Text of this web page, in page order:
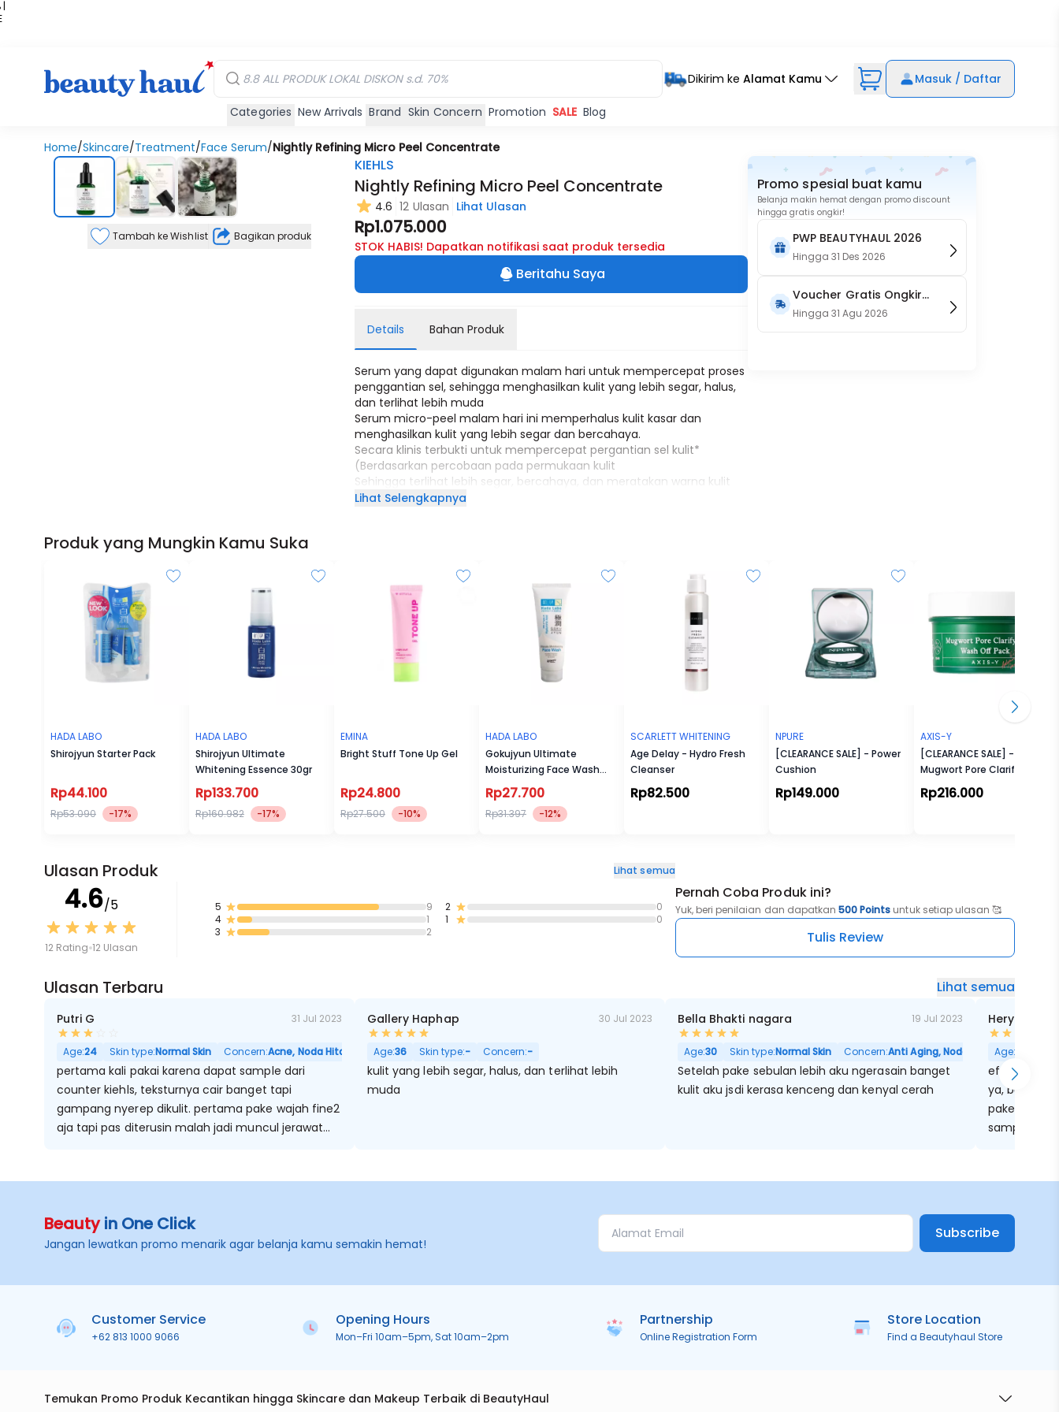
|
Dikirim ke Alamat Kamu Masuk / Daftar
Categories New Arrivals Brand Skin Concern Promotion SALE Blog
Home/Skincare/Treatment/Face Serum/Nightly Refining Micro Peel Concentrate
Tambah ke Wishlist Bagikan produk
KIEHLS
Nightly Refining Micro Peel Concentrate
4.6 12 Ulasan Lihat Ulasan
Rp1.075.000
STOK HABIS! Dapatkan notifikasi saat produk tersedia
Beritahu Saya
Details Bahan Produk
Serum yang dapat digunakan malam hari untuk mempercepat proses
penggantian sel, sehingga menghasilkan kulit yang lebih segar, halus,
dan terlihat lebih muda
Serum micro-peel malam hari ini memperhalus kulit kasar dan
menghasilkan kulit yang lebih segar dan bercahaya.
Secara klinis terbukti untuk mempercepat pergantian sel kulit*
(Berdasarkan percobaan pada permukaan kulit
Sehingga terlihat lebih segar, bercahaya, dan meratakan warna kulit
(Hasil berdasarkan percobaan yang diawasi dermatolog)
Lihat Selengkapnya
Promo spesial buat kamu
Belanja makin hemat dengan promo discount
hingga gratis ongkir!
PWP BEAUTYHAUL 2026
Hingga31 Des 2026
Voucher Gratis Ongkir
15RB (Only on Website)
Hingga31 Agu 2026
Produk yang Mungkin Kamu Suka
HADA LABO
Shirojyun Starter Pack
Rp44.100
Rp53.090 -17%
HADA LABO
Shirojyun Ultimate
Whitening Essence 30gr
Rp133.700
Rp160.982 -17%
EMINA
Bright Stuff Tone Up Gel
Rp24.800
Rp27.500 -10%
HADA LABO
Gokujyun Ultimate
Moisturizing Face Wash
50g
Rp27.700
Rp31.397 -12%
SCARLETT WHITENING
Age Delay - Hydro Fresh
Cleanser
Rp82.500
NPURE
[CLEARANCE SALE] - Power
Cushion
Rp149.000
AXIS-Y
[CLEARANCE SALE] -
Mugwort Pore Clarifying
Wash Off Pack
Rp216.000
Ulasan Produk Lihat semua
4.6/5
12 Rating 12 Ulasan
5
9
4
1
3
2
2
0
1
0
Pernah Coba Produk ini?
Yuk, beri penilaian dan dapatkan 500 Points untuk setiap ulasan 🥰
Tulis Review
Ulasan Terbaru Lihat semua
Putri G 31 Jul 2023
Age:24 Skin type:Normal Skin Concern:Acne, Noda Hitam, Pori Besar
pertama kali pakai karena dapat sample dari
counter kiehls, teksturnya cair banget tapi
gampang nyerep dikulit. pertama pake wajah fine2
aja tapi pas diterusin malah jadi muncul jerawat
Gallery Haphap 30 Jul 2023
Age:36 Skin type:- Concern:-
kulit yang lebih segar, halus, dan terlihat lebih
muda
Bella Bhakti nagara 19 Jul 2023
Age:30 Skin type:Normal Skin Concern:Anti Aging, Noda Hitam, Pori Besar
Setelah pake sebulan lebih aku ngerasain banget
kulit aku jsdi kerasa kenceng dan kenyal cerah
Hery Adi
Age:
efek agak
ya, bukan
pake
sampe ngga
Beautyin One Click
Jangan lewatkan promo menarik agar belanja kamu semakin hemat!
Subscribe
Customer Service
+62 813 1000 9066
Opening Hours
Mon–Fri 10am–5pm, Sat 10am–2pm
Partnership
Online Registration Form
Store Location
Find a Beautyhaul Store
Temukan Promo Produk Kecantikan hingga Skincare dan Makeup Terbaik di BeautyHaul